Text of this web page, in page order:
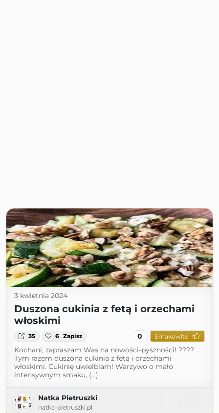
3 kwietnia 2024
Duszona cukinia z fetą i orzechami
włoskimi
35 6 Zapisz 0 Smakowite
Kochani, zapraszam Was na nowości-pyszności! ????
Tym razem duszona cukinia z fetą i orzechami
włoskimi. Cukinię uwielbiam! Warzywo o mało
intensywnym smaku, (...)
Natka Pietruszki
natka-pietruszki.pl